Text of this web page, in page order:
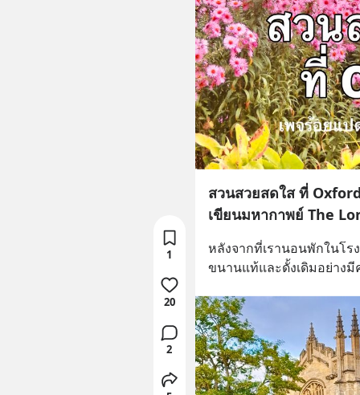
สวนสวยสดใส ที่
เขียนมหากาพย์ The
หลังจากที่เรานอนพักในโร
ขนานแท้และดั้งเดิมอย่าง
1
20
2